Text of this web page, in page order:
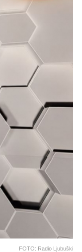
FOTO: Radio Ljubuški